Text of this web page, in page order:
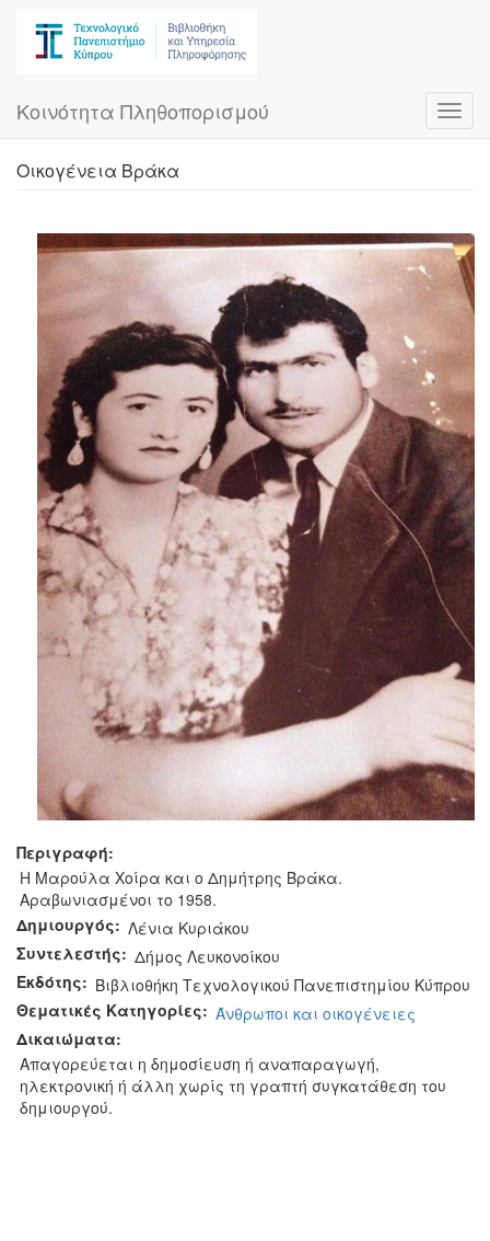
Κοινότητα Πληθοπορισμού
Οικογένεια Βράκα
Περιγραφή:
Η Μαρούλα Χοίρα και ο Δημήτρης Βράκα.
Αραβωνιασμένοι το 1958.
Δημιουργός: Λένια Κυριάκου
Συντελεστής: Δήμος Λευκονοίκου
Εκδότης: Βιβλιοθήκη Τεχνολογικού Πανεπιστημίου Κύπρου
Θεματικές Κατηγορίες: Άνθρωποι και οικογένειες
Δικαιώματα:
Απαγορεύεται η δημοσίευση ή αναπαραγωγή,
ηλεκτρονική ή άλλη χωρίς τη γραπτή συγκατάθεση του
δημιουργού.